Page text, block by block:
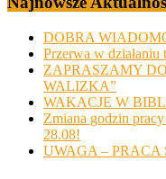
DOBRA
Przerwa w działaniu
ZAPRASZAMY
WALIZKA”
WAKACJE W
Zmiana godzin
28.08!
UWAGA –